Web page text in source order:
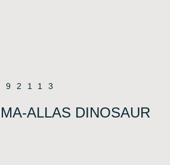
92113
ALLAS DINOSAUR